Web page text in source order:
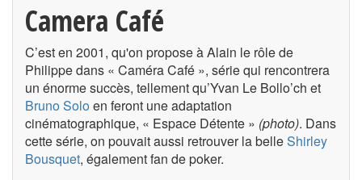
Camera Café
C’est en 2001, qu'on propose à Alain le rôle de
Philippe dans « Caméra Café », série qui rencontrera
un énorme succès, tellement qu’Yvan Le Bollo’ch et
Bruno Soloen feront une adaptation
cinématographique, « Espace Détente » (photo). Dans
cette série, on pouvait aussi retrouver la belleShirley
Bousquet, également fan de poker.